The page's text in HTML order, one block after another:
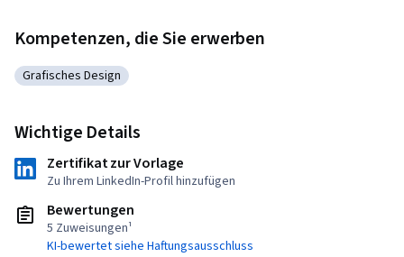
Kompetenzen, die Sie erwerben
Kategorie: Grafisches Design
Grafisches Design
Wichtige Details
Zertifikat zur Vorlage
Zu Ihrem LinkedIn-Profil hinzufügen
Bewertungen
5 Zuweisungen¹
KI-bewertet siehe Haftungsausschluss